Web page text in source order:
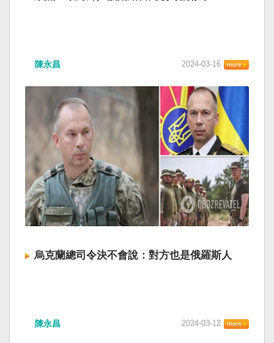
陳永昌 2024-03-16
烏克蘭總司令決不會說：對方也是俄羅斯人
陳永昌 2024-03-12